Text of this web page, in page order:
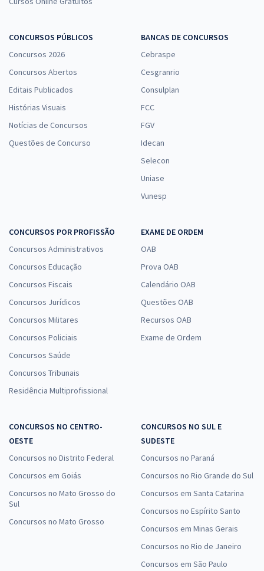
CONCURSOS PÚBLICOS
Concursos 2026
Concursos Abertos
Editais Publicados
Histórias Visuais
Notícias de Concursos
Questões de Concurso
BANCAS DE CONCURSOS
Cebraspe
Cesgranrio
Consulplan
FCC
FGV
Idecan
Selecon
Uniase
Vunesp
CONCURSOS POR PROFISSÃO
Concursos Administrativos
Concursos Educação
Concursos Fiscais
Concursos Jurídicos
Concursos Militares
Concursos Policiais
Concursos Saúde
Concursos Tribunais
Residência Multiprofissional
EXAME DE ORDEM
OAB
Prova OAB
Calendário OAB
Questões OAB
Recursos OAB
Exame de Ordem
CONCURSOS NO CENTRO-
OESTE
Concursos no Distrito Federal
Concursos em Goiás
Concursos no Mato Grosso do
Sul
Concursos no Mato Grosso
CONCURSOS NO SUL E
SUDESTE
Concursos no Paraná
Concursos no Rio Grande do Sul
Concursos em Santa Catarina
Concursos no Espírito Santo
Concursos em Minas Gerais
Concursos no Rio de Janeiro
Concursos em São Paulo